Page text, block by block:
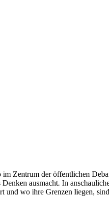
im Zentrum der öffentlichen
ausmacht. In
und wo ihre Grenzen liegen,